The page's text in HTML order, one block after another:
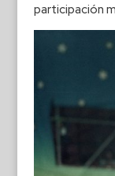
participación